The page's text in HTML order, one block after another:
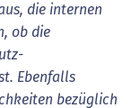
die internen
ob die
Ebenfalls
bezüglich